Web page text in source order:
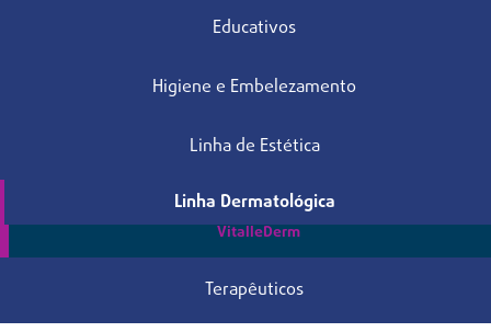
Educativos
Higiene e Embelezamento
Linha de Estética
Linha Dermatológica
VitalleDerm
Terapêuticos